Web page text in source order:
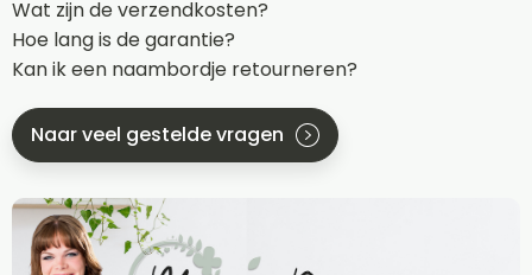
Wat zijn de verzendkosten?
Hoe lang is de garantie?
Kan ik een naambordje retourneren?
Naar veel gestelde vragen